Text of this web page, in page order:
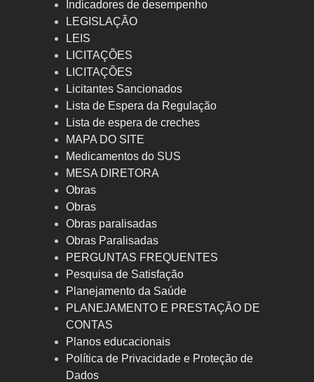
Indicadores de desempenho
LEGISLAÇÃO
LEIS
LICITAÇÕES
LICITAÇÕES
Licitantes Sancionados
Lista de Espera da Regulação
Lista de espera de creches
MAPA DO SITE
Medicamentos do SUS
MESA DIRETORA
Obras
Obras
Obras paralisadas
Obras Paralisadas
PERGUNTAS FREQUENTES
Pesquisa de Satisfação
Planejamento da Saúde
PLANEJAMENTO E PRESTAÇÃO DE
CONTAS
Planos educacionais
Política de Privacidade e Proteção de
Dados